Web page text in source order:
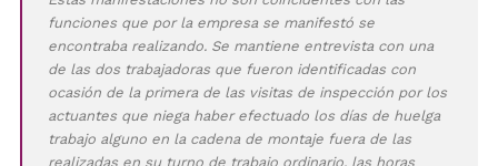
funciones que por la empresa se manifestó se
encontraba realizando. Se mantiene entrevista con una
de las dos trabajadoras que fueron identificadas con
ocasión de la primera de las visitas de inspección por los
actuantes que niega haber efectuado los días de huelga
trabajo alguno en la cadena de montaje fuera de las
realizadas en su turno de trabajo ordinario, las horas